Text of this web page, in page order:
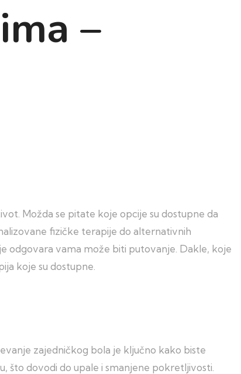
–
Možda se pitate koje opcije su dostupne da
fizičke terapije do alternativnih
odgovara vama može biti putovanje. Dakle, koje
koje su dostupne.
zajedničkog bola je ključno kako biste
što dovodi do upale i smanjene pokretljivosti.